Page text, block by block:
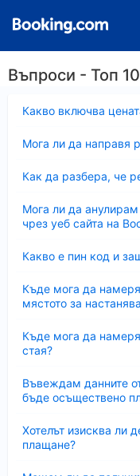
Въпроси - Топ 10
Какво включва
Мога ли да направя
Как да разбера, че
Мога ли да
чрез уеб сайта на
Какво е пин код и
Къде мога да
мястото за
Къде мога да
стая?
Въвеждам данните
бъде осъществено
Хотелът изисква ли
плащане?